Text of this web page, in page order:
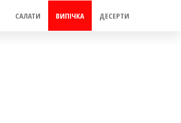
САЛАТИ ВИПІЧКА ДЕСЕРТИ